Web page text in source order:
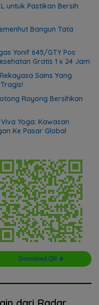
untuk Pastikan Bersih
Bangun Tata
Yonif 645/GTY Pos
Gratis 1 x 24 Jam
Sains Yang
Royong Bersihkan
Yoga: Kawasan
Ke Pasar Global
Download QR 🠋